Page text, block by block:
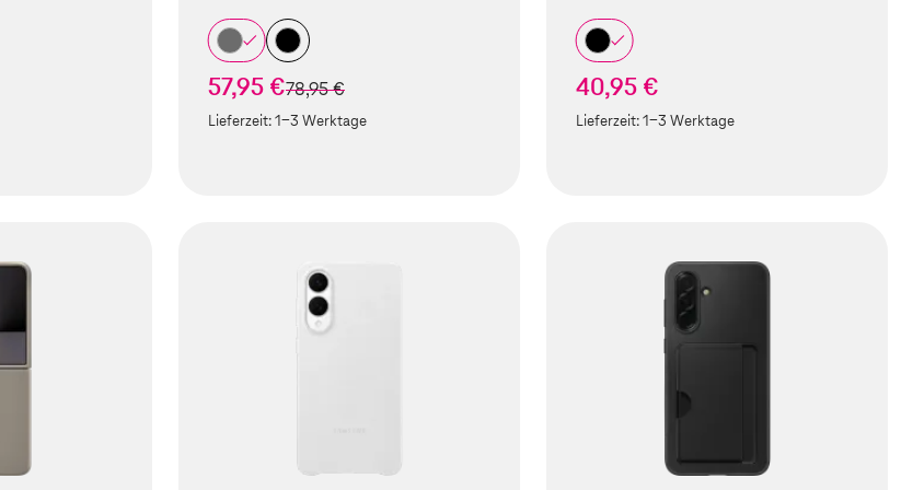
57,95 €statt
78,95 €
Lieferzeit:1-3 Werktage
40,95 €
Lieferzeit:1-3 Werktage